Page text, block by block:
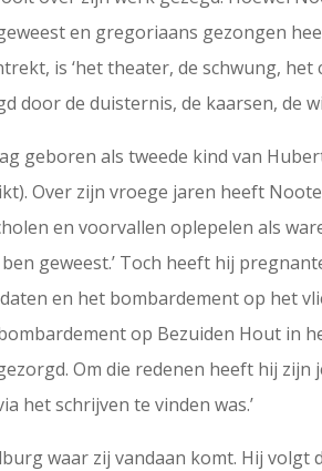
en gregoriaans gezongen
is ‘het theater, de schwung, het
door de duisternis, de kaarsen, de
geboren als tweede kind van
Over zijn vroege jaren heeft
en voorvallen oplepelen als
geweest.’ Toch heeft hij
en het bombardement op het
op Bezuiden Hout in
Om die redenen heeft hij
het schrijven te vinden was.’
waar zij vandaan komt. Hij volgt